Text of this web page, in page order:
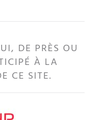
DE PRÈS OU
À LA
CE SITE.